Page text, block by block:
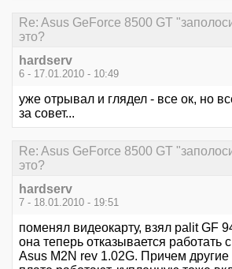
Re: Asus GeForce 8500 GT
это?
hardserv
6 - 17.01.2010 - 10:49
уже отрывал и глядел - все ок, но
за совет...
Re: Asus GeForce 8500 GT
это?
hardserv
7 - 18.01.2010 - 19:51
поменял видеокарту, взял palit GF
она теперь отказывается работать
Asus M2N rev 1.02G. Причем другие